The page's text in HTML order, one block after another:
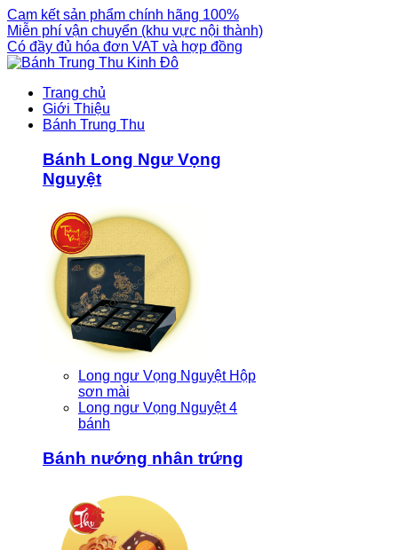
Cam kết sản phẩm chính hãng 100%
Miễn phí vận chuyển (khu vực nội thành)
Có đầy đủ hóa đơn VAT và hợp đồng
Trang chủ
Giới Thiệu
Bánh Trung Thu
Bánh Long Ngư Vọng
Nguyệt
Long ngư Vọng Nguyệt Hộp
sơn mài
Long ngư Vọng Nguyệt 4
bánh
Bánh nướng nhân trứng